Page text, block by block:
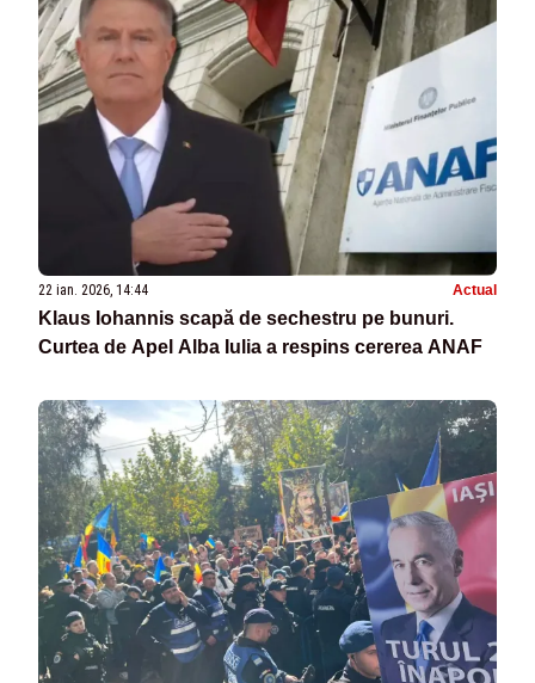
22 ian. 2026, 14:44 Actual
Klaus Iohannis scapă de sechestru pe bunuri.
Curtea de Apel Alba Iulia a respins cererea ANAF